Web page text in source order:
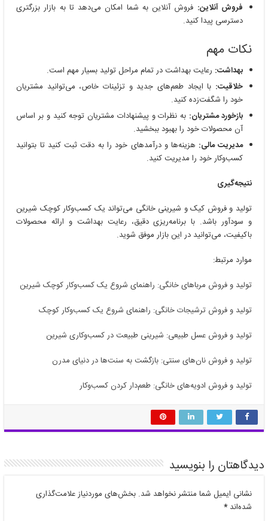
فروش آنلاین: فروش آنلاین به شما امکان می‌دهد تا به بازار بزرگتری
دسترسی پیدا کنید.
نکات مهم
بهداشت: رعایت بهداشت در تمام مراحل تولید بسیار مهم است.
خلاقیت: با ایجاد طعم‌های جدید و تزئینات خاص، می‌توانید مشتریان
خود را شگفت‌زده کنید.
بازخورد مشتریان: به نظرات و پیشنهادات مشتریان توجه کنید و بر اساس
آن محصولات خود را بهبود ببخشید.
مدیریت مالی: هزینه‌ها و درآمدهای خود را به دقت ثبت کنید تا بتوانید
کسب‌وکار خود را مدیریت کنید.
نتیجه‌گیری
تولید و فروش کیک و شیرینی خانگی می‌تواند یک کسب‌وکار کوچک شیرین
و سودآور باشد. با برنامه‌ریزی دقیق، رعایت بهداشت و ارائه محصولات
باکیفیت، می‌توانید در این بازار موفق شوید.
موارد مرتبط:
تولید و فروش مرباهای خانگی: راهنمای شروع یک کسب‌وکار کوچک شیرین
تولید و فروش ترشیجات خانگی: راهنمای شروع یک کسب‌وکار کوچک
تولید و فروش عسل طبیعی: شیرینی طبیعت در کسب‌وکاری شیرین
تولید و فروش نان‌های سنتی: بازگشت به سنت‌ها در دنیای مدرن
تولید و فروش ادویه‌های خانگی: طعم‌دار کردن کسب‌وکار
دیدگاهتان را بنویسید
نشانی ایمیل شما منتشر نخواهد شد. بخش‌های موردنیاز علامت‌گذاری
شده‌اند*